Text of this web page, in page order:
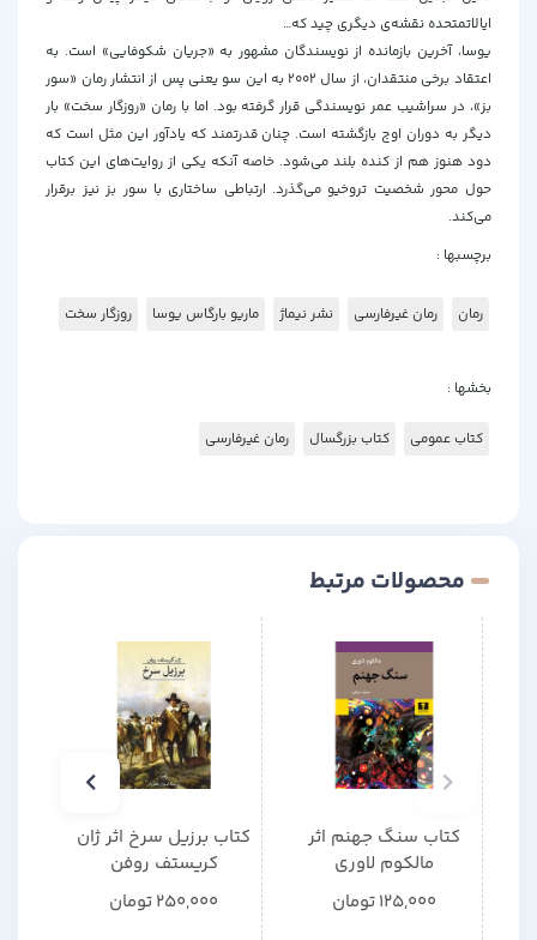
ایالات‎متحده نقشه‌ی دیگری چید که…
یوسا، آخرین بازمانده از نویسندگان مشهور به «جریان شکوفایی» است. به
اعتقاد برخی منتقدان، از سال ۲۰۰۲ به این سو یعنی پس از انتشار رمان «سور
بز»، در سراشیب عمر نویسندگی قرار گرفته بود. اما با رمان «روزگار سخت» بار
دیگر به دوران اوج بازگشته است. چنان قدرتمند که یادآور این مثل است که
دود هنوز هم از کنده بلند می‌شود. خاصه آنکه یکی از روایت‌های این کتاب
حول محور شخصیت تروخیو می‌گذرد. ارتباطی ساختاری با سور بز نیز برقرار
می‌کند.
برچسبها :
رمان رمان غیرفارسی نشر نیماژ ماریو بارگاس یوسا روزگار سخت
بخشها :
کتاب عمومی کتاب بزرگسال رمان غیرفارسی
محصولات مرتبط
کتاب سنگ جهنم اثر
مالکوم لاوری
125,000تومان
کتاب برزیل سرخ اثر ژان
کریستف روفن
250,000تومان